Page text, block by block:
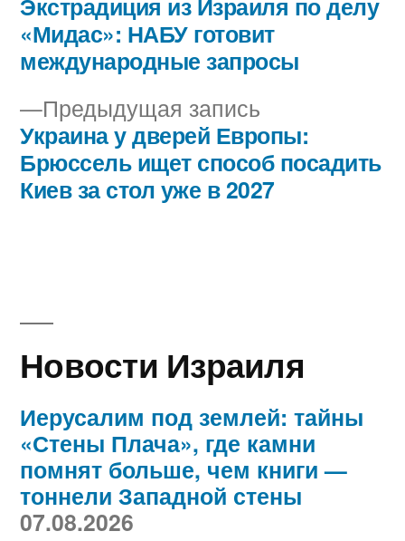
Навигация
по
записям
Предыдущая запись
запись:
Украина у дверей Европы:
Брюссель ищет способ посадить
Киев за стол уже в 2027
Экстрадиция из Израиля по делу
«Мидас»: НАБУ готовит
международные запросы
Новости Израиля
Иерусалим под землей: тайны
«Стены Плача», где камни
помнят больше, чем книги —
тоннели Западной стены
07.08.2026